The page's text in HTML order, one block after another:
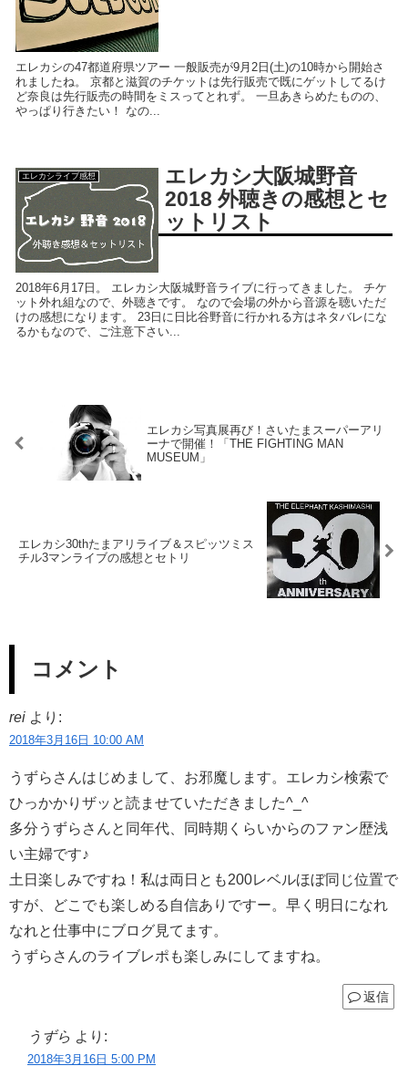
エレカシの47都道府県ツアー 一般販売が9月2日(土)の10時から開始さ
れましたね。 京都と滋賀のチケットは先行販売で既にゲットしてるけ
ど奈良は先行販売の時間をミスってとれず。 一旦あきらめたものの、
やっぱり行きたい！ なの...
エレカシライブ感想
エレカシ大阪城野音
2018 外聴きの感想とセ
ットリスト
2018年6月17日。 エレカシ大阪城野音ライブに行ってきました。 チケ
ット外れ組なので、外聴きです。 なので会場の外から音源を聴いただ
けの感想になります。 23日に日比谷野音に行かれる方はネタバレにな
るかもなので、ご注意下さい...
エレカシ写真展再び！さいたまスーパーアリ
ーナで開催！「THE FIGHTING MAN
MUSEUM」
エレカシ30thたまアリライブ＆スピッツミス
チル3マンライブの感想とセトリ
コメント
rei より:
2018年3月16日 10:00 AM
うずらさんはじめまして、お邪魔します。エレカシ検索で
ひっかかりザッと読ませていただきました^_^
多分うずらさんと同年代、同時期くらいからのファン歴浅
い主婦です♪
土日楽しみですね！私は両日とも200レベルほぼ同じ位置で
すが、どこでも楽しめる自信ありですー。早く明日になれ
なれと仕事中にブログ見てます。
うずらさんのライブレポも楽しみにしてますね。
返信
うずら より:
2018年3月16日 5:00 PM